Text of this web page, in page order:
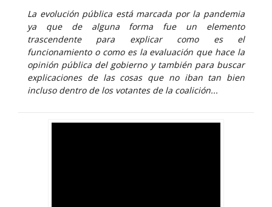
La evolución pública está marcada por la pandemia
ya que de alguna forma fue un elemento
trascendente para explicar como es el
funcionamiento o como es la evaluación que hace la
opinión pública del gobierno y también para buscar
explicaciones de las cosas que no iban tan bien
incluso dentro de los votantes de la coalición...